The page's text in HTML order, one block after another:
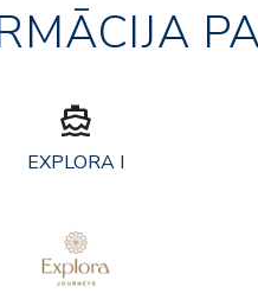
directions_boat
EXPLORA I